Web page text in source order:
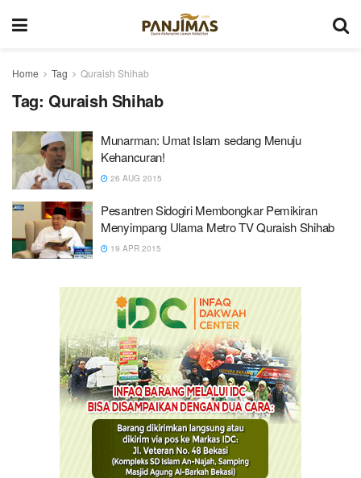
Home Tag Quraish Shihab
Tag: Quraish Shihab
Munarman: Umat Islam sedang Menuju
Kehancuran!
26 AUG 2015
Pesantren Sidogiri Membongkar Pemikiran
Menyimpang Ulama Metro TV Quraish Shihab
19 APR 2015